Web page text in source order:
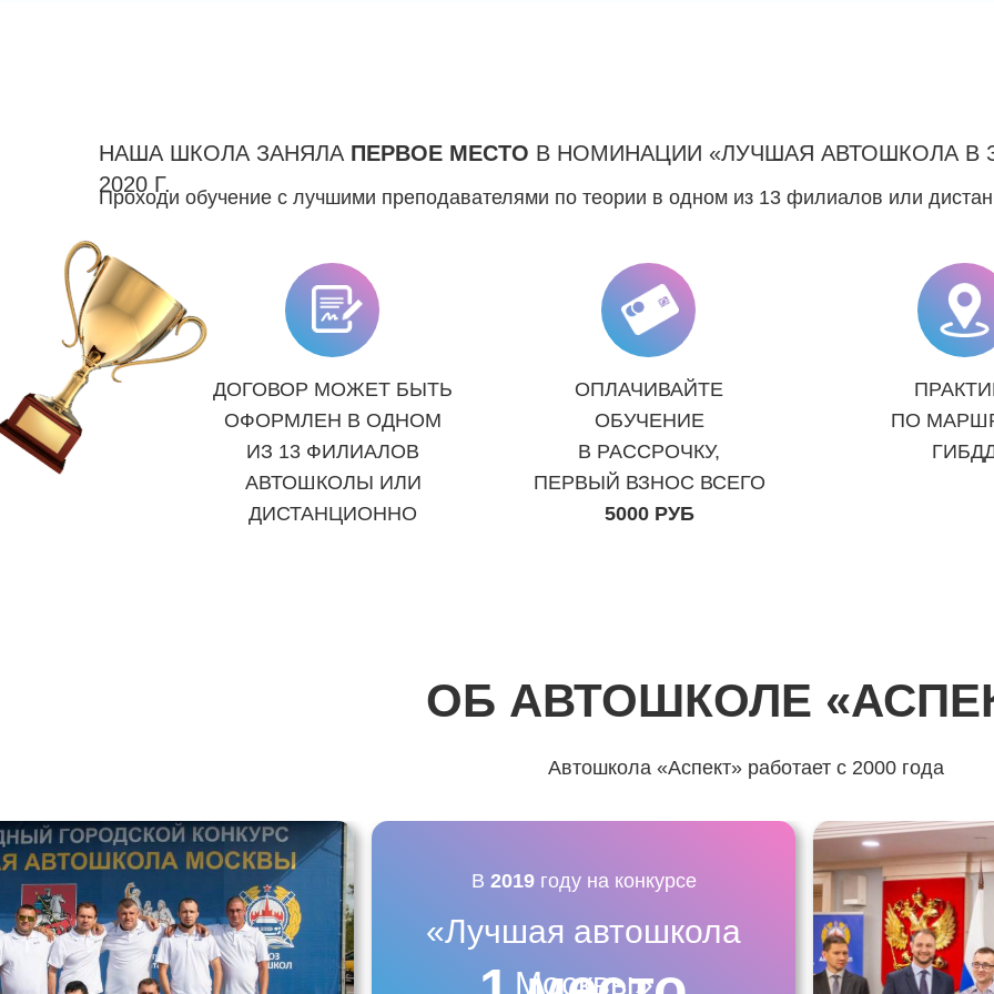
Проходи обучение с лучшими преподавателями по теории в одном из 13 филиалов или
ДОГОВОР МОЖЕТ БЫТЬ
ОФОРМЛЕН В ОДНОМ
ИЗ 13 ФИЛИАЛОВ
АВТОШКОЛЫ ИЛИ
ДИСТАНЦИОННО
ПО
ОПЛАЧИВАЙТЕ
ОБУЧЕНИЕ
В РАССРОЧКУ,
ПЕРВЫЙ ВЗНОС ВСЕГО
5000 РУБ
НАША ШКОЛА ЗАНЯЛА ПЕРВОЕ МЕСТО В НОМИНАЦИИ «ЛУЧШАЯ АВТОШКОЛА В
2020 Г.
ОБ АВТОШКОЛЕ
Автошкола «Аспект» работает с 2000 года
В 2019году на конкурсе
«Лучшая автошкола
Москвы»